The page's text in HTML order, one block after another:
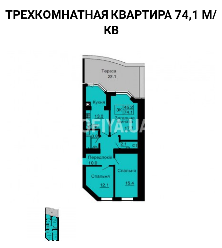
ТРЕХКОМНАТНАЯ КВАРТИРА 74,1 М/
КВ